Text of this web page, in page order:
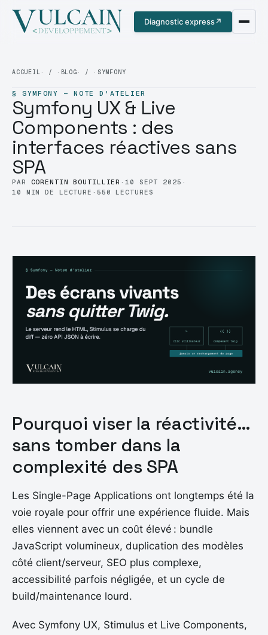
Diagnostic express↗
ACCUEIL · / · BLOG · / · SYMFONY
§ SYMFONY — NOTE D'ATELIER
Symfony UX & Live
Components : des
interfaces réactives sans
SPA
PAR CORENTIN BOUTILLIER ·10 SEPT 2025 ·
10 MIN DE LECTURE · 550 LECTURES
Pourquoi viser la réactivité…
sans tomber dans la
complexité des SPA
Les Single-Page Applications ont longtemps été la
voie royale pour offrir une expérience fluide. Mais
elles viennent avec un coût élevé : bundle
JavaScript volumineux, duplication des modèles
côté client/serveur, SEO plus complexe,
accessibilité parfois négligée, et un cycle de
build/maintenance lourd.
Avec Symfony UX, Stimulus et Live Components,